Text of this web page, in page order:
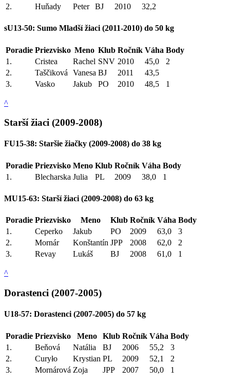
2.
Huňady Peter BJ 2010 32,2
sU13-50: Sumo Mladší žiaci (2011-2010) do 50 kg
Poradie Priezvisko Meno Klub Ročník Váha Body
1.
Cristea Rachel SNV 2010 45,0
2
2.
Taščiková Vanesa BJ 2011
43,5
3.
Vasko Jakub PO 2010 48,5 1
^
Starší žiaci (2009-2008)
FU15-38: Staršie žiačky (2009-2008) do 38 kg
Poradie Priezvisko Meno Klub Ročník Váha Body
1.
Blecharska Julia PL 2009 38,0 1
MU15-63: Starší žiaci (2009-2008) do 63 kg
Poradie Priezvisko Meno Klub Ročník Váha Body
1.
Ceperko Jakub PO 2009 63,0
3
2.
Mornár Konštantín JPP 2008 62,0
2
3.
Revay Lukáš BJ 2008 61,0 1
^
Dorastenci (2007-2005)
U18-57: Dorastenci (2007-2005) do 57 kg
Poradie Priezvisko Meno Klub Ročník Váha Body
1.
Beňová Natália BJ 2006 55,2
3
2.
Curyło Krystian PL 2009 52,1
2
3.
Mornárová Zoja JPP 2007 50,0 1